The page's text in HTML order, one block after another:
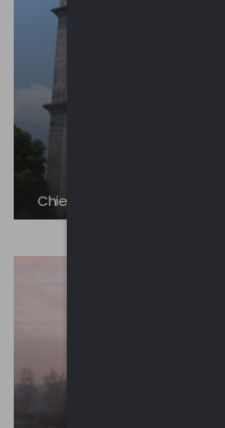
Chiesa dei Santi Pietro e Paolo